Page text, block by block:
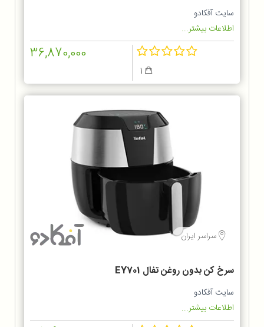
سایت آفکادو
اطلاعات بیشتر...
36,870,000
سراسر ایران
سرخ کن بدون روغن تفال EY701
سایت آفکادو
اطلاعات بیشتر...